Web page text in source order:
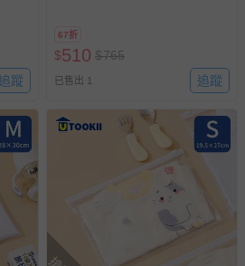
。
常流程檢查是否完好，若商品遇瑕疵
品或退貨，請見：
退貨的辦理流程。
品訂購與資訊、購物流程、付款方
使用、退貨及商品運送方式等有疑
客服中心
同步代購，遇缺貨即會通知媽咪並協
」等錯誤原因，導致無法安排出貨，
知訂單取消事宜，並將提供適當補
追蹤
67折
$510 $765
已售出 1 追蹤